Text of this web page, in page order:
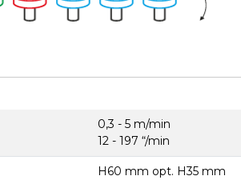
0,3 - 5 m/min
12 - 197 “/min
H60 mm opt. H35 mm